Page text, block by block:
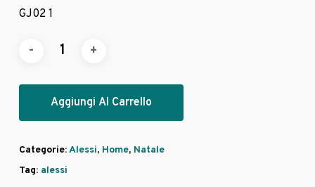
GJ02 1
Aggiungi Al Carrello
Categorie:Alessi, Home, Natale
Tag: alessi